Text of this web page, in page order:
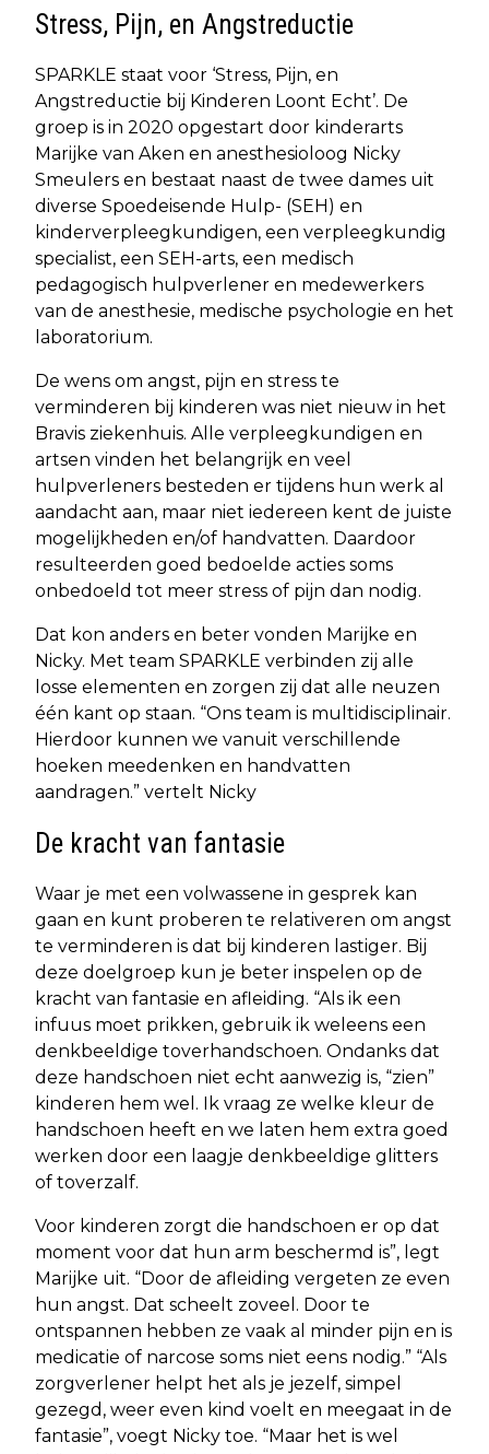
Stress, Pijn, en Angstreductie
SPARKLE staat voor ‘Stress, Pijn, en
Angstreductie bij Kinderen Loont Echt’. De
groep is in 2020 opgestart door kinderarts
Marijke van Aken en anesthesioloog Nicky
Smeulers en bestaat naast de twee dames uit
diverse Spoedeisende Hulp- (SEH) en
kinderverpleegkundigen, een verpleegkundig
specialist, een SEH-arts, een medisch
pedagogisch hulpverlener en medewerkers
van de anesthesie, medische psychologie en het
laboratorium.
De wens om angst, pijn en stress te
verminderen bij kinderen was niet nieuw in het
Bravis ziekenhuis. Alle verpleegkundigen en
artsen vinden het belangrijk en veel
hulpverleners besteden er tijdens hun werk al
aandacht aan, maar niet iedereen kent de juiste
mogelijkheden en/of handvatten. Daardoor
resulteerden goed bedoelde acties soms
onbedoeld tot meer stress of pijn dan nodig.
Dat kon anders en beter vonden Marijke en
Nicky. Met team SPARKLE verbinden zij alle
losse elementen en zorgen zij dat alle neuzen
één kant op staan. “Ons team is multidisciplinair.
Hierdoor kunnen we vanuit verschillende
hoeken meedenken en handvatten
aandragen.” vertelt Nicky
De kracht van fantasie
Waar je met een volwassene in gesprek kan
gaan en kunt proberen te relativeren om angst
te verminderen is dat bij kinderen lastiger. Bij
deze doelgroep kun je beter inspelen op de
kracht van fantasie en afleiding. “Als ik een
infuus moet prikken, gebruik ik weleens een
denkbeeldige toverhandschoen. Ondanks dat
deze handschoen niet echt aanwezig is, “zien”
kinderen hem wel. Ik vraag ze welke kleur de
handschoen heeft en we laten hem extra goed
werken door een laagje denkbeeldige glitters
of toverzalf.
Voor kinderen zorgt die handschoen er op dat
moment voor dat hun arm beschermd is”, legt
Marijke uit. “Door de afleiding vergeten ze even
hun angst. Dat scheelt zoveel. Door te
ontspannen hebben ze vaak al minder pijn en is
medicatie of narcose soms niet eens nodig.” “Als
zorgverlener helpt het als je jezelf, simpel
gezegd, weer even kind voelt en meegaat in de
fantasie”, voegt Nicky toe. “Maar het is wel